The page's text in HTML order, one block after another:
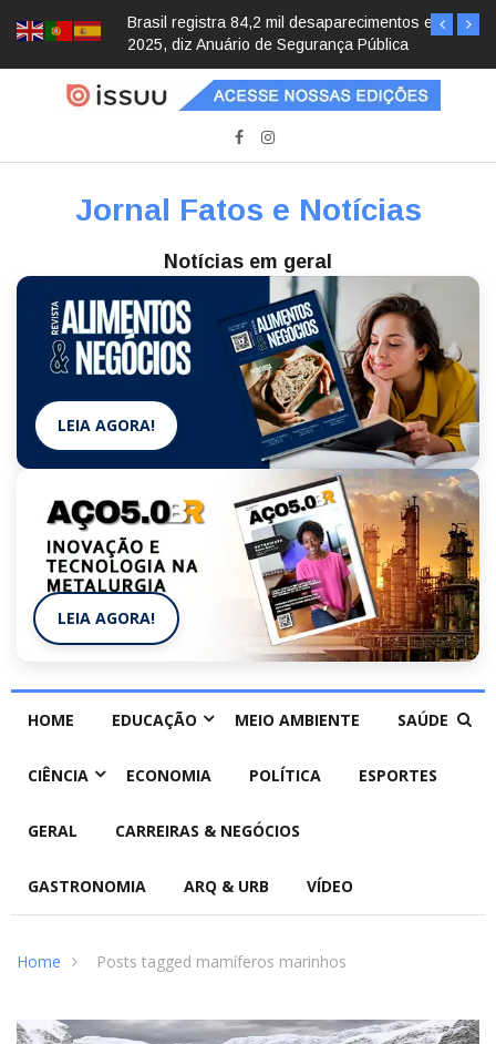
Brasil registra 84,2 mil desaparecimentos em
2025, diz Anuário de Segurança Pública
Jornal Fatos e Notícias
Notícias em geral
LEIA AGORA!
LEIA AGORA!
HOME EDUCAÇÃO MEIO AMBIENTE SAÚDE
CIÊNCIA ECONOMIA POLÍTICA ESPORTES
GERAL CARREIRAS & NEGÓCIOS
GASTRONOMIA ARQ & URB VÍDEO
Home Posts tagged mamíferos marinhos